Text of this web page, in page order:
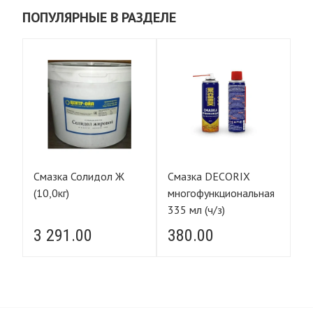
ПОПУЛЯРНЫЕ В РАЗДЕЛЕ
Смазка Солидол Ж
(10,0кг)
3 291.00
Смазка DECORIX
многофункциональная
335 мл (ч/з)
380.00